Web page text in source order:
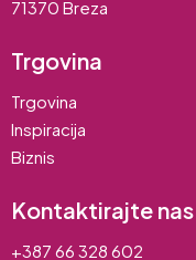
71370 Breza
Trgovina
Trgovina
Inspiracija
Biznis
Kontaktirajte nas
+387 66 328 602